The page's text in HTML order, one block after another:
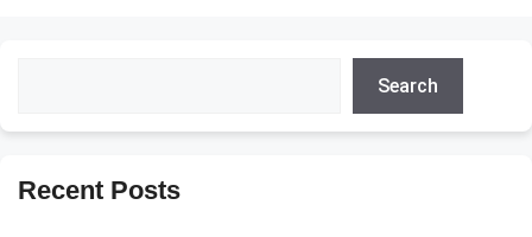
Search
Recent Posts